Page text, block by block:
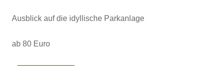
Ausblick auf die idyllische Parkanlage
ab 80 Euro